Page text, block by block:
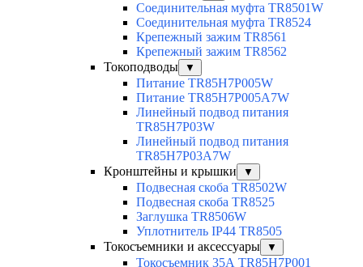
Соединительная муфта TR8501W
Соединительная муфта TR8524
Крепежный зажим TR8561
Крепежный зажим TR8562
Токоподводы
▼
Питание TR85H7P005W
Питание TR85H7P005A7W
Линейный подвод питания
TR85H7P03W
Линейный подвод питания
TR85H7P03A7W
Кронштейны и крышки
▼
Подвесная скоба TR8502W
Подвесная скоба TR8525
Заглушка TR8506W
Уплотнитель IP44 TR8505
Токосъемники и аксессуары
▼
Токосъемник 35А TR85H7P001